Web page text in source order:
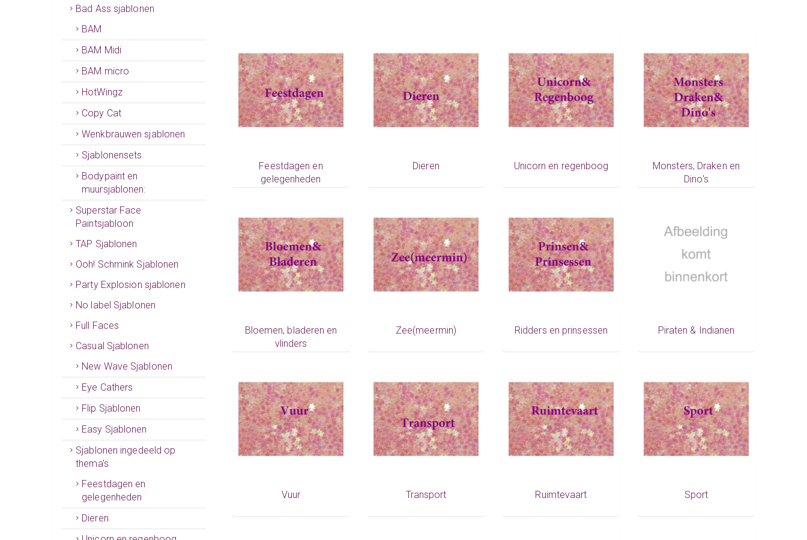
Bad Ass sjablonen
BAM
BAM Midi
BAM micro
HotWingz
Copy Cat
Wenkbrauwen sjablonen
Sjablonensets
Bodypaint en
muursjablonen:
Superstar Face
Paintsjabloon
TAP Sjablonen
Ooh! Schmink Sjablonen
Party Explosion sjablonen
No label Sjablonen
Full Faces
Casual Sjablonen
New Wave Sjablonen
Eye Cathers
Flip Sjablonen
Easy Sjablonen
Sjablonen ingedeeld op
thema's
Feestdagen en
gelegenheden
Dieren
Feestdagen en
gelegenheden
Dieren Unicorn en regenboog
Monsters, Draken en
Dino's
Bloemen, bladeren en
vlinders
Zee(meermin) Ridders en prinsessen Piraten & Indianen
Vuur Transport Ruimtevaart Sport